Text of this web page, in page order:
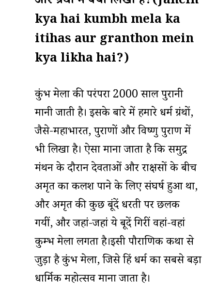
kya hai kumbh mela ka
itihas aur granthonmein
kya likha hai?)
कुंभ मेला की परंपरा 2000 साल पुरानी
मानी जाती है। इसके बारे में हमारे धर्म ग्रंथों,
जैसे-महाभारत, पुराणों और विष्णु पुराण में
भी लिखा है। ऐसा माना जाता है कि समुद्र
मंथन के दौरान देवताओं और राक्षसों के बीच
अमृत का कलश पाने के लिए संघर्ष हुआ था,
और अमृत की कुछ बूंदें धरती पर छलक
गयीं, और जहां-जहां ये बूदें गिरीं वहां-वहां
कुम्भ मेला लगता है।इसी पौराणिक कथा से
जुड़ा है कुंभ मेला, जिसे हिंदू धर्म का सबसे बड़ा
धार्मिक महोत्सव माना जाता है।